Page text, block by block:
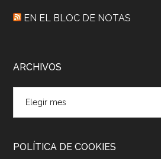
EN EL BLOC DE NOTAS
ARCHIVOS
POLÍTICA DE COOKIES